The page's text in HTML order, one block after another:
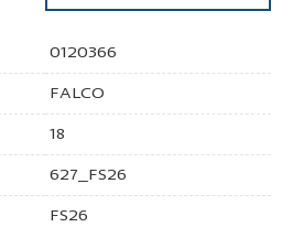
0120366
FALCO
18
627_FS26
FS26